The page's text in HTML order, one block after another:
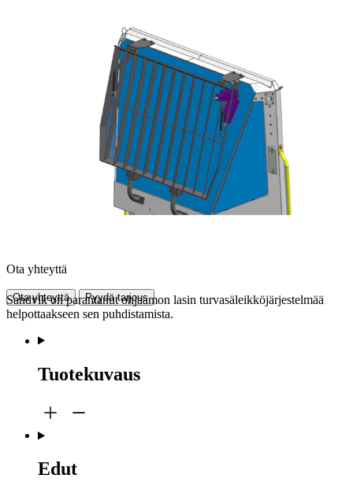
Ota yhteyttä
Ota yhteyttä Pyydä tarjous
Sandvik on parantanut ohjaamon lasin turvasäleikköjärjestelmää
helpottaakseen sen puhdistamista.
Tuotekuvaus
Edut